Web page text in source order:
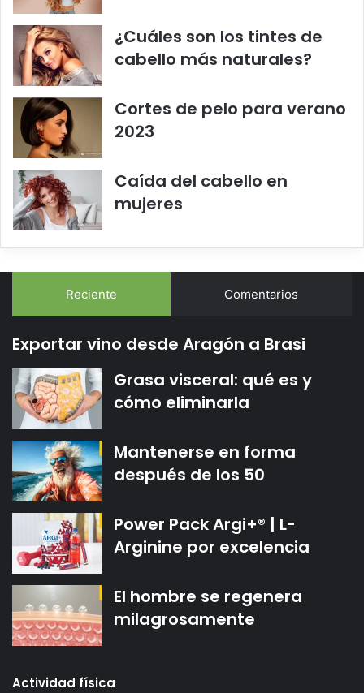
¿Cuáles son los tintes de
cabello más naturales?
Cortes de pelo para verano
2023
Caída del cabello en
mujeres
Reciente Comentarios
Exportar vino desde Aragón a Brasi
Grasa visceral: qué es y
cómo eliminarla
Mantenerse en forma
después de los 50
Power Pack Argi+® | L-
Arginine por excelencia
El hombre se regenera
milagrosamente
Actividad física